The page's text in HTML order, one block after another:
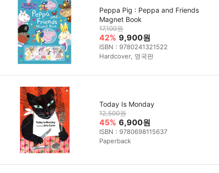
Peppa Pig : Peppa and Friends
Magnet Book
17,100원
42% 9,900원
ISBN : 9780241321522
Hardcover, 영국판
Today Is Monday
12,500원
45% 6,900원
ISBN : 9780698115637
Paperback